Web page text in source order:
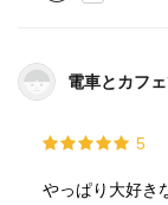
電車とカフ
5
やっぱり大好き